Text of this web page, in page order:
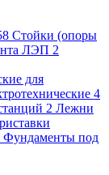
Стойки (опоры
ЛЭП 2
для
4
2 Лежни
Фундаменты под